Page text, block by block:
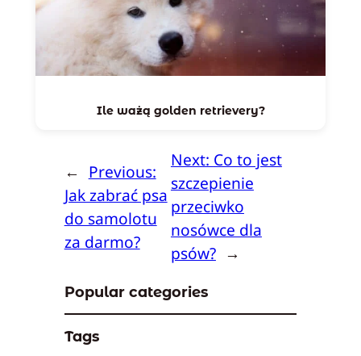
Ile ważą golden retrievery?
← Previous:
Jak zabrać psa
do samolotu
za darmo?
Next: Co to jest
szczepienie
przeciwko
nosówce dla
psów? →
Popular categories
Tags